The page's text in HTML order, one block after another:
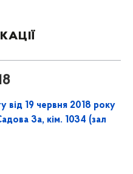
від 19 червня 2018 року
3а, кім. 1034 (зал